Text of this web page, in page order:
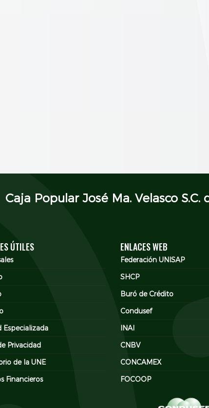
Caja Popular José Ma. Velasco S.C.
ÚTILES
Especializada
Privacidad
de la UNE
Financieros
ENLACES WEB
Federación UNISAP
SHCP
Buró de Crédito
Condusef
INAI
CNBV
CONCAMEX
FOCOOP